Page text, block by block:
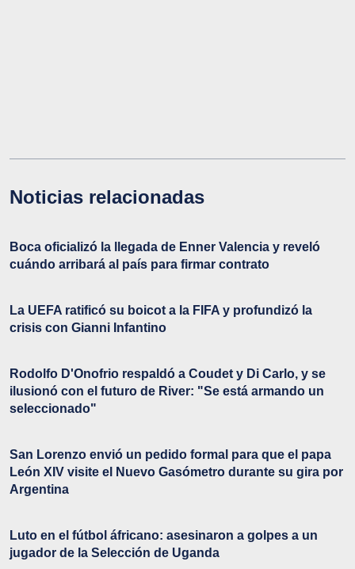
Noticias relacionadas
Boca oficializó la llegada de Enner Valencia y reveló
cuándo arribará al país para firmar contrato
La UEFA ratificó su boicot a la FIFA y profundizó la
crisis con Gianni Infantino
Rodolfo D'Onofrio respaldó a Coudet y Di Carlo, y se
ilusionó con el futuro de River: "Se está armando un
seleccionado"
San Lorenzo envió un pedido formal para que el papa
León XIV visite el Nuevo Gasómetro durante su gira por
Argentina
Luto en el fútbol áfricano: asesinaron a golpes a un
jugador de la Selección de Uganda